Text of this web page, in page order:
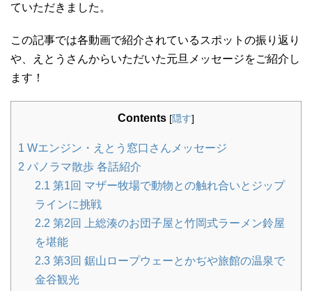
ていただきました。
この記事では各動画で紹介されているスポットの振り返り
や、えとうさんからいただいた元旦メッセージをご紹介し
ます！
Contents [隠す]
1 Wエンジン・えとう窓口さんメッセージ
2 パノラマ散歩 各話紹介
2.1 第1回 マザー牧場で動物との触れ合いとジップ
ラインに挑戦
2.2 第2回 上総湊のお団子屋と竹岡式ラーメン鈴屋
を堪能
2.3 第3回 鋸山ロープウェーとかぢや旅館の温泉で
金谷観光